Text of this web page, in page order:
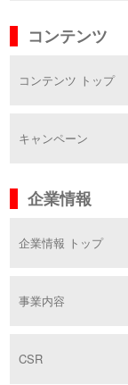
コンテンツ
コンテンツ トップ
キャンペーン
企業情報
企業情報 トップ
事業内容
CSR